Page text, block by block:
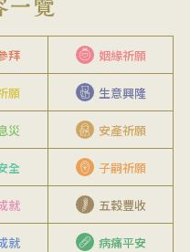
拜 姻緣祈願
願 生意興隆
災 安產祈願
全 子嗣祈願
就 五穀豐收
就 病痛平安